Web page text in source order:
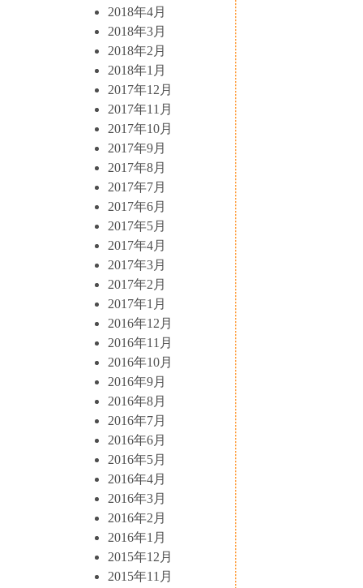
2018年4月
2018年3月
2018年2月
2018年1月
2017年12月
2017年11月
2017年10月
2017年9月
2017年8月
2017年7月
2017年6月
2017年5月
2017年4月
2017年3月
2017年2月
2017年1月
2016年12月
2016年11月
2016年10月
2016年9月
2016年8月
2016年7月
2016年6月
2016年5月
2016年4月
2016年3月
2016年2月
2016年1月
2015年12月
2015年11月